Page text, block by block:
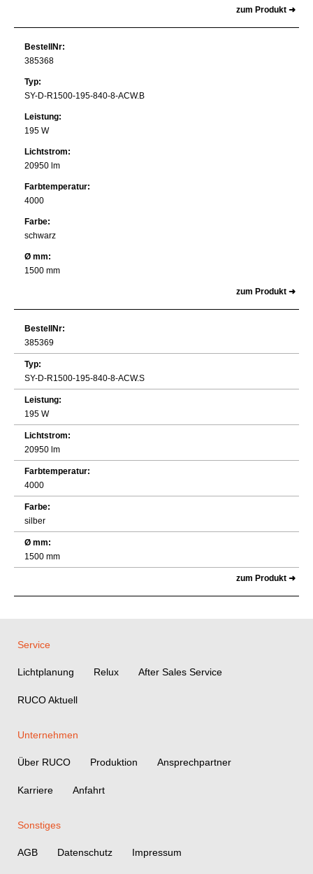
zum Produkt ➜
BestellNr:
385368
Typ:
SY-D-R1500-195-840-8-ACW.B
Leistung:
195 W
Lichtstrom:
20950 lm
Farbtemperatur:
4000
Farbe:
schwarz
Ø mm:
1500 mm
zum Produkt ➜
BestellNr:
385369
Typ:
SY-D-R1500-195-840-8-ACW.S
Leistung:
195 W
Lichtstrom:
20950 lm
Farbtemperatur:
4000
Farbe:
silber
Ø mm:
1500 mm
zum Produkt ➜
Service
Lichtplanung Relux After Sales Service
RUCO Aktuell
Unternehmen
Über RUCO Produktion Ansprechpartner
Karriere Anfahrt
Sonstiges
AGB Datenschutz Impressum